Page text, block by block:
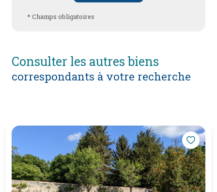
* Champs obligatoires
consulter les autres biens
correspondants à votre recherche